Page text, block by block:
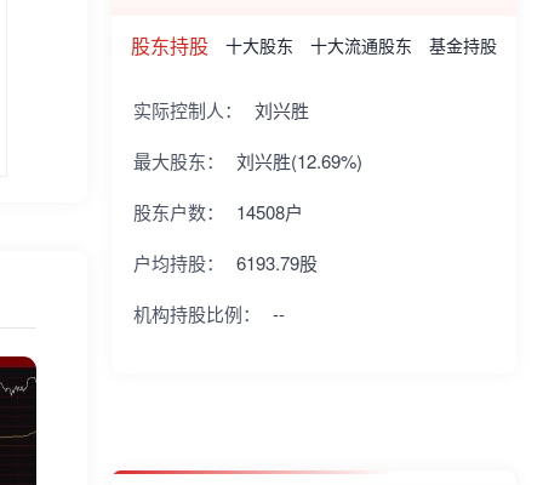
誉。
股东持股 十大股东 十大流通股东 基金持股
实际控制人：
刘兴胜
最大股东：
刘兴胜(12.69%)
股东户数：
14508户
户均持股：
6193.79股
机构持股比例：
--